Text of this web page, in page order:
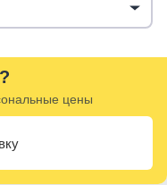
цены